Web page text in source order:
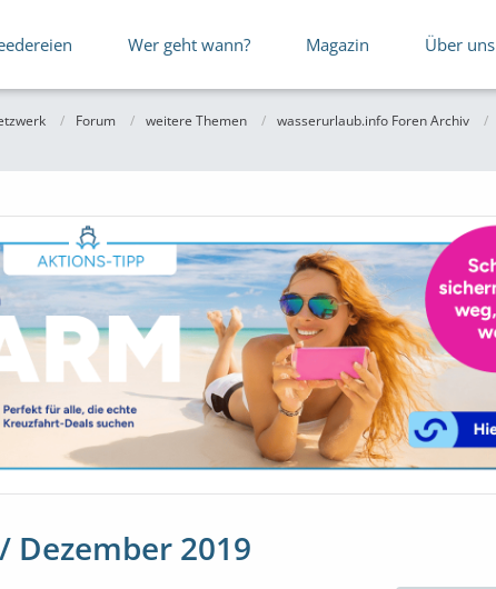
Wer geht wann? Magazin Über uns
Forum weitere Themen wasserurlaub.info Foren Archiv
2019